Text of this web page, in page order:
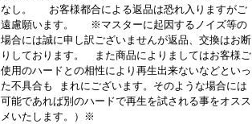
なし。 お客様都合による返品は恐れ入りますがご
遠慮願います。 ※マスターに起因するノイズ等の
場合には誠に申し訳ございませんが返品、交換はお断
りしております。 また商品によりましてはお客様ご
使用のハードとの相性により再生出来ないなどといっ
た不具合も まれにございます。そのような場合には
可能であれば別のハードで再生を試される事をオスス
メいたします。）※